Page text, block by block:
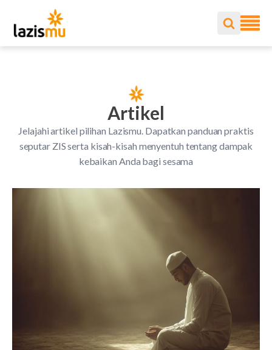
Artikel
Jelajahi artikel pilihan Lazismu. Dapatkan panduan praktis
seputar ZIS serta kisah-kisah menyentuh tentang dampak
kebaikan Anda bagi sesama